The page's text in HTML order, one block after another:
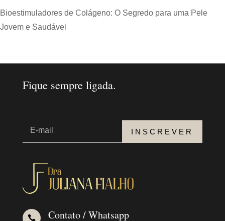
Bioestimuladores de Colágeno: O Segredo para uma Pele
Jovem e Saudável
Fique sempre ligada.
INSCREVER
 Contato / Whatsapp